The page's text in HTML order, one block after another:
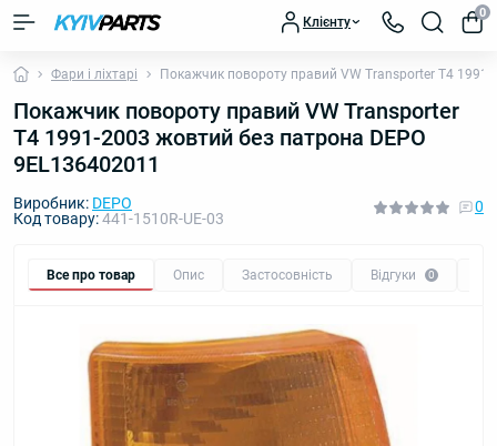
Клієнту
0
Фари і ліхтарі Покажчик повороту правий VW Transporter T4
Покажчик повороту правий VW Transporter
T4 1991-2003 жовтий без патрона DEPO
9EL136402011
Виробник: DEPO
Код товару:441-1510R-UE-03
0
Все про товар Опис Застосовність Відгуки 0